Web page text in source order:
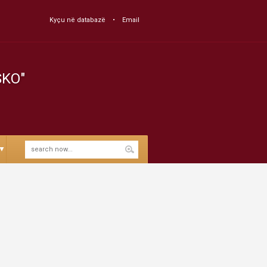
Kyçu në databazë Email